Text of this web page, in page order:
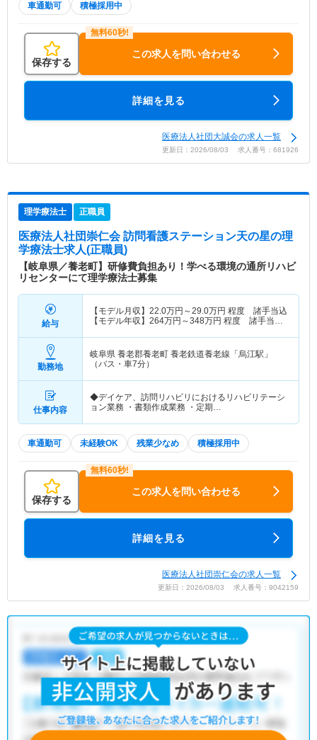
車通勤可 積極採用中
保存する
この求人を問い合わせる
詳細を見る
医療法人社団大誠会の求人一覧
更新日：2026/08/03 求人番号：681926
理学療法士 正職員
医療法人社団崇仁会 訪問看護ステーション天の星の理
学療法士求人(正職員)
【岐阜県／養老町】研修費負担あり！学べる環境の通所リハビ
リセンターにて理学療法士募集
給与
【モデル月収】 22.0万円～29.0万円 程度 諸手当込
【モデル年収】 264万円～348万円 程度 諸手当
勤務地
岐阜県 養老郡養老町 養老鉄道養老線「烏江駅」
（バス・車7分）
仕事内容
◆デイケア、訪問リハビリにおけるリハビリテーシ
ョン業務 ・書類作成業務 ・定期…
車通勤可 未経験OK 残業少なめ 積極採用中
保存する
この求人を問い合わせる
詳細を見る
医療法人社団崇仁会の求人一覧
更新日：2026/08/03 求人番号：9042159